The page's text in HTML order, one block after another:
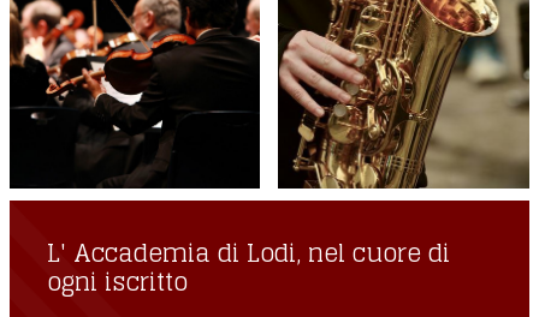
L' Accademia di Lodi, nel cuore di
ogni iscritto